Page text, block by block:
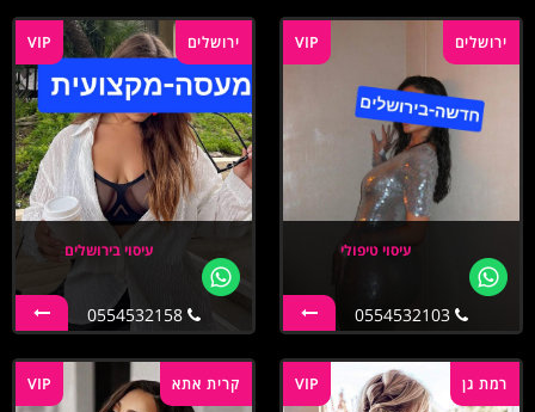
VIP ירושלים
עיסוי טיפולי
0554532103
VIP ירושלים
עיסוי בירושלים
0554532158
VIP רמת גן VIP קרית אתא